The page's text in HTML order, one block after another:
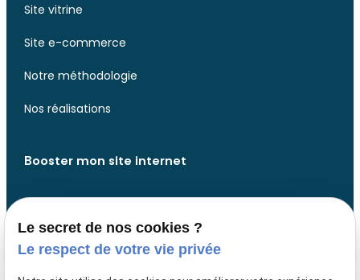
Site vitrine
Site e-commerce
Notre méthodologie
Nos réalisations
Booster mon site internet
Analyse de votre site web
Analyse de votre présence web
Le secret de nos cookies ?
Le respect de votre vie privée